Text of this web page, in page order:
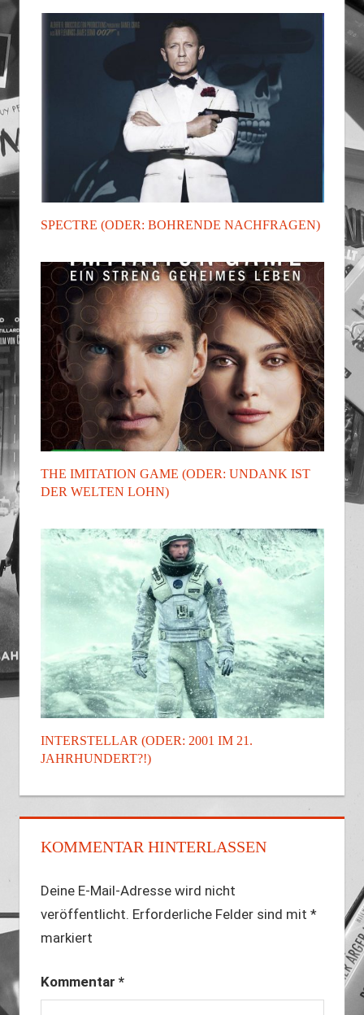
SPECTRE (ODER: BOHRENDE NACHFRAGEN)
THE IMITATION GAME (ODER: UNDANK IST
DER WELTEN LOHN)
INTERSTELLAR (ODER: 2001 IM 21.
JAHRHUNDERT?!)
KOMMENTAR HINTERLASSEN
Deine E-Mail-Adresse wird nicht
veröffentlicht. Erforderliche Felder sind mit *
markiert
Kommentar *